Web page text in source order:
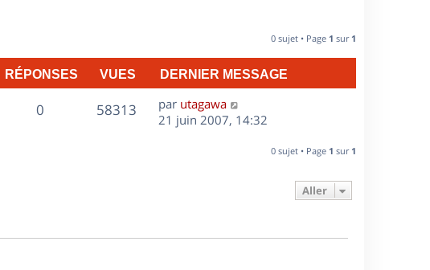
0 sujet • Page 1 sur 1
RÉPONSES VUES DERNIER MESSAGE
0R
58313V
D
e
par utagawa
21 juin 2007, 14:32
0 sujet • Page 1 sur 1
Aller